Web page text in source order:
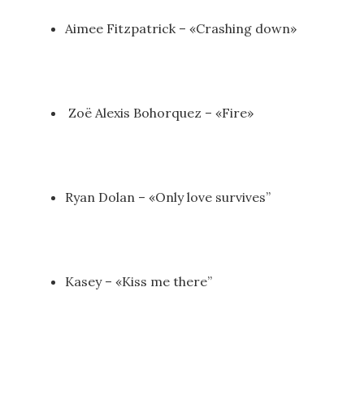
Aimee Fitzpatrick – «Crashing down»
Zoë Alexis Bohorquez – «Fire»
Ryan Dolan – «Only love survives”
Kasey – «Kiss me there”